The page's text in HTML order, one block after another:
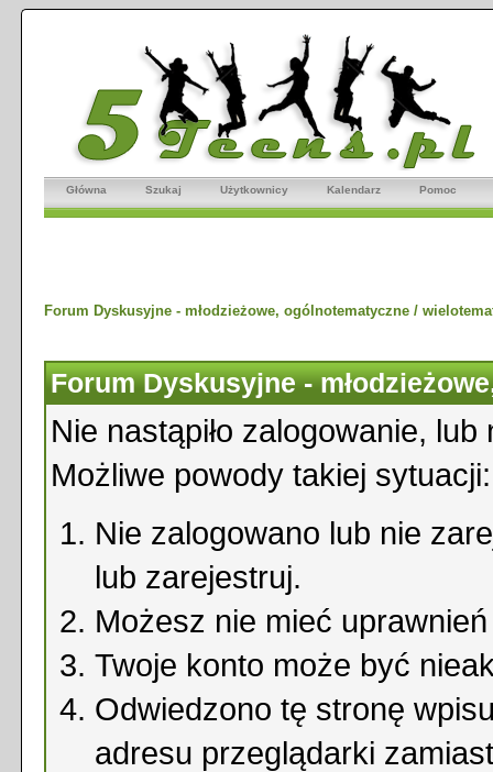
Główna Szukaj Użytkownicy Kalendarz Pomoc
Forum Dyskusyjne - młodzieżowe, ogólnotematyczne /
Forum Dyskusyjne -
Nie nastąpiło zalogowanie,
Możliwe powody takiej sytuacji:
Nie zalogowano lub nie
lub zarejestruj.
Możesz nie mieć
Twoje konto może być
Odwiedzono tę stronę
adresu przeglądarki